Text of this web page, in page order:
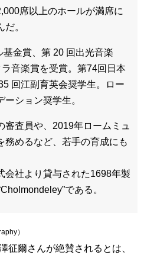
席以上のホールが満席に
。
金賞、第 20 回出光音楽
音楽賞を受賞。第74回日本
回江副育英会奨学生。ロー
ション奨学生。
査員や、2019年ロームミュ
務めるなど、若手の育成にも
会社より貸与された1698年製
である。
）
征爾さんが絶賛されるとは、